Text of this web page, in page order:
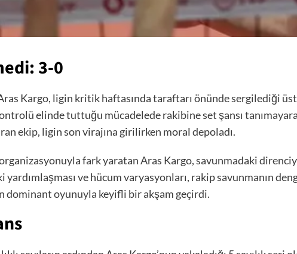
3-0
Kargo, ligin kritik haftasında taraftarı önünde sergilediği
elinde tuttuğu mücadelede rakibine set şansı
ekip, ligin son virajına girilirken moral depoladı.
fark yaratan Aras Kargo, savunmadaki
yardımlaşması ve hücum varyasyonları, rakip savunmanın
dominant oyunuyla keyifli bir akşam geçirdi.